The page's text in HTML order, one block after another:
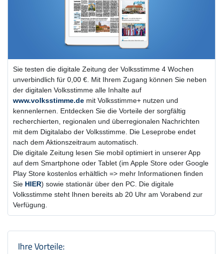
Sie testen die digitale Zeitung der Volksstimme 4 Wochen
unverbindlich für 0,00 €. Mit Ihrem Zugang können Sie neben
der digitalen Volksstimme alle Inhalte auf
www.volksstimme.de mit Volksstimme+ nutzen und
kennenlernen. Entdecken Sie die Vorteile der sorgfältig
recherchierten, regionalen und überregionalen Nachrichten
mit dem Digitalabo der Volksstimme. Die Leseprobe endet
nach dem Aktionszeitraum automatisch.
Die digitale Zeitung lesen Sie mobil optimiert in unserer App
auf dem Smartphone oder Tablet (im Apple Store oder Google
Play Store kostenlos erhältlich => mehr Informationen finden
Sie HIER) sowie stationär über den PC. Die digitale
Volksstimme steht Ihnen bereits ab 20 Uhr am Vorabend zur
Verfügung.
Produktzusammenfassung und
Ihre Vorteile: